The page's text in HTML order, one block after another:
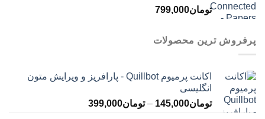
تومان799,000
پرفروش ترین محصولات
اکانت پرمیوم Quillbot - پارافریز و ویرایش متون
انگلیسی
تومان145,000
– تومان399,000محدوده